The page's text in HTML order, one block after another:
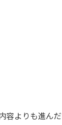
容よりも進ん